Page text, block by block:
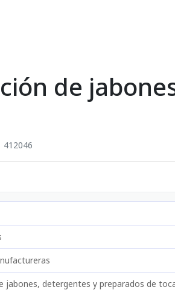
de
412046
jabones, detergentes y preparados de